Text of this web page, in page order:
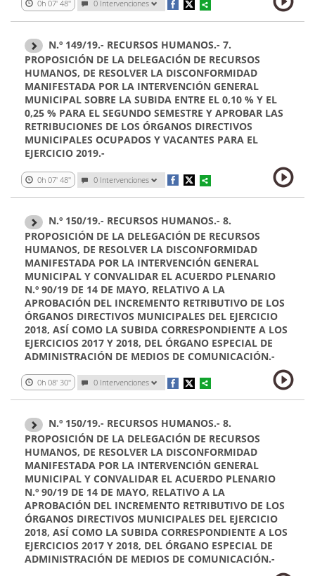
0h 07' 48'' 0 Intervenciones
N.º 149/19.- RECURSOS HUMANOS.- 7.
PROPOSICIÓN DE LA DELEGACIÓN DE RECURSOS
HUMANOS, DE RESOLVER LA DISCONFORMIDAD
MANIFESTADA POR LA INTERVENCIÓN GENERAL
MUNICIPAL SOBRE LA SUBIDA ENTRE EL 0,10 % Y EL
0,25 % PARA EL SEGUNDO SEMESTRE Y APROBAR LAS
RETRIBUCIONES DE LOS ÓRGANOS DIRECTIVOS
MUNICIPALES OCUPADOS Y VACANTES PARA EL
EJERCICIO 2019.-
0h 07' 48'' 0 Intervenciones
N.º 150/19.- RECURSOS HUMANOS.- 8.
PROPOSICIÓN DE LA DELEGACIÓN DE RECURSOS
HUMANOS, DE RESOLVER LA DISCONFORMIDAD
MANIFESTADA POR LA INTERVENCIÓN GENERAL
MUNICIPAL Y CONVALIDAR EL ACUERDO PLENARIO
N.º 90/19 DE 14 DE MAYO, RELATIVO A LA
APROBACIÓN DEL INCREMENTO RETRIBUTIVO DE LOS
ÓRGANOS DIRECTIVOS MUNICIPALES DEL EJERCICIO
2018, ASÍ COMO LA SUBIDA CORRESPONDIENTE A LOS
EJERCICIOS 2017 Y 2018, DEL ÓRGANO ESPECIAL DE
ADMINISTRACIÓN DE MEDIOS DE COMUNICACIÓN.-
0h 08' 30'' 0 Intervenciones
N.º 150/19.- RECURSOS HUMANOS.- 8.
PROPOSICIÓN DE LA DELEGACIÓN DE RECURSOS
HUMANOS, DE RESOLVER LA DISCONFORMIDAD
MANIFESTADA POR LA INTERVENCIÓN GENERAL
MUNICIPAL Y CONVALIDAR EL ACUERDO PLENARIO
N.º 90/19 DE 14 DE MAYO, RELATIVO A LA
APROBACIÓN DEL INCREMENTO RETRIBUTIVO DE LOS
ÓRGANOS DIRECTIVOS MUNICIPALES DEL EJERCICIO
2018, ASÍ COMO LA SUBIDA CORRESPONDIENTE A LOS
EJERCICIOS 2017 Y 2018, DEL ÓRGANO ESPECIAL DE
ADMINISTRACIÓN DE MEDIOS DE COMUNICACIÓN.-